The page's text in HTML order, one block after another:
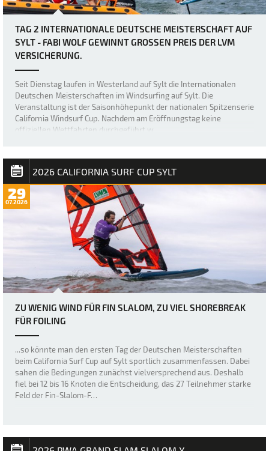
TAG 2 INTERNATIONALE DEUTSCHE MEISTERSCHAFT AUF
SYLT - FABI WOLF GEWINNT GROSSEN PREIS DER LVM V
ERSICHERUNG.
Seit Dienstag laufen in Westerland auf Sylt die Internationalen
Deutschen Meisterschaften im Windsurfing auf Sylt. Die
Veranstaltung ist der Saisonhöhepunkt der nationalen Spitzenserie
California Windsurf Cup. Nachdem am Eröffnungstag keine
offiziellen Wettfahrten durchgeführt w…
2026 CALIFORNIA SURF CUP SYLT
29
07.2026
ZU WENIG WIND FÜR FIN SLALOM, ZU VIEL SHOREBREAK
FÜR FOILING
...so könnte man den ersten Tag der Deutschen Meisterschaften
beim California Surf Cup auf Sylt sportlich zusammenfassen. Dabei
sahen die Bedingungen zunächst vielversprechend aus. Deshalb
fiel bei 12 bis 16 Knoten die Entscheidung, das 27 Teilnehmer starke
Feld der Fin-Slalom-F…